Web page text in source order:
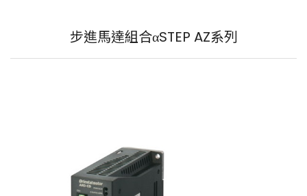
步進馬達組合αSTEP AZ系列